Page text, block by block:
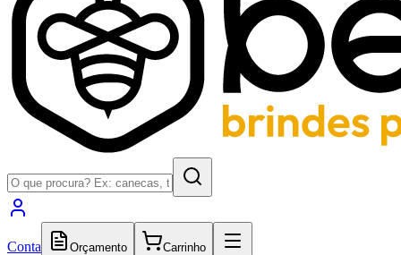
Conta Orçamento Carrinho